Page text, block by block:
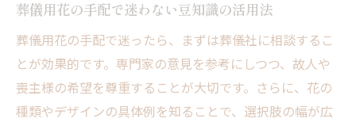
葬儀用花の手配で迷わない豆知識の活用法
葬儀用花の手配で迷ったら、まずは葬儀社に相談するこ
とが効果的です。専門家の意見を参考にしつつ、故人や
喪主様の希望を尊重することが大切です。さらに、花の
種類やデザインの具体例を知ることで、選択肢の幅が広